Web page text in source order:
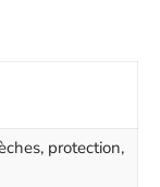
protection,